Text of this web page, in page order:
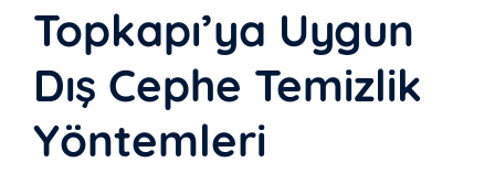
Topkapı’ya Uygun
Dış Cephe Temizlik
Yöntemleri